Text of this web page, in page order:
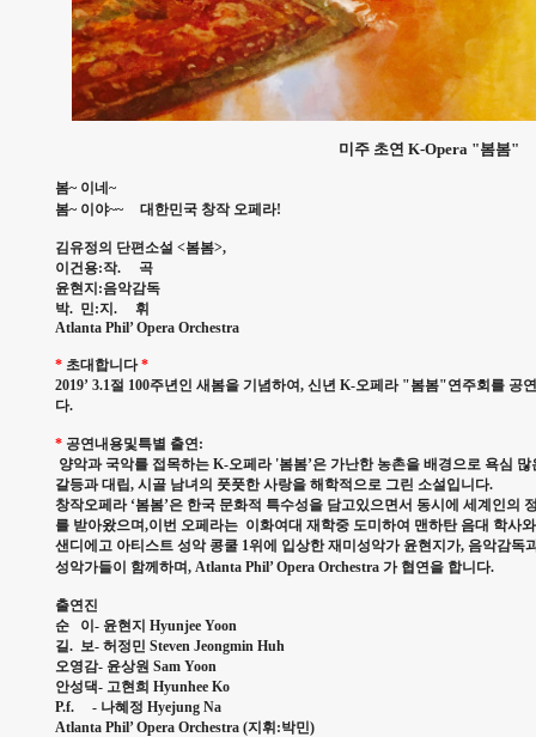
미주 초연 K-Opera "봄봄"
봄~ 이네~
봄~ 이야~~ 대한민국 창작 오페라!
김유정의 단편소설 <봄봄>,
이건용:작. 곡
윤현지:음악감독
박. 민:지. 휘
Atlanta Phil’ Opera Orchestra
* 초대합니다*
2019’ 3.1절 100주년인 새봄을 기념하여, 신년 K-오페라 "봄봄"연주회를 공
다.
* 공연내용및특별 출연:
양악과 국악를 접목하는 K-오페라 '봄봄’은 가난한 농촌을 배경으로 욕심
갈등과 대립, 시골 남녀의 풋풋한 사랑을 해학적으로 그린 소설입니다.
창작오페라 ‘봄봄’은 한국 문화적 특수성을 담고있으면서 동시에 세계인의
를 받아왔으며,이번 오페라는 이화여대 재학중 도미하여 맨하탄 음대 학사
샌디에고 아티스트 성악 콩쿨 1위에 입상한 재미성악가 윤현지가, 음악감독
성악가들이 함께하며, Atlanta Phil’ Opera Orchestra 가 협연을 합니다.
출연진
순 이- 윤현지 Hyunjee Yoon
길. 보- 허정민 Steven Jeongmin Huh
오영감- 윤상원 Sam Yoon
안성댁- 고현희 Hyunhee Ko
P.f. - 나혜정 Hyejung Na
Atlanta Phil’ Opera Orchestra (지휘:박민)